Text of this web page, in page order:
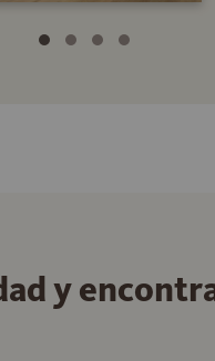
y